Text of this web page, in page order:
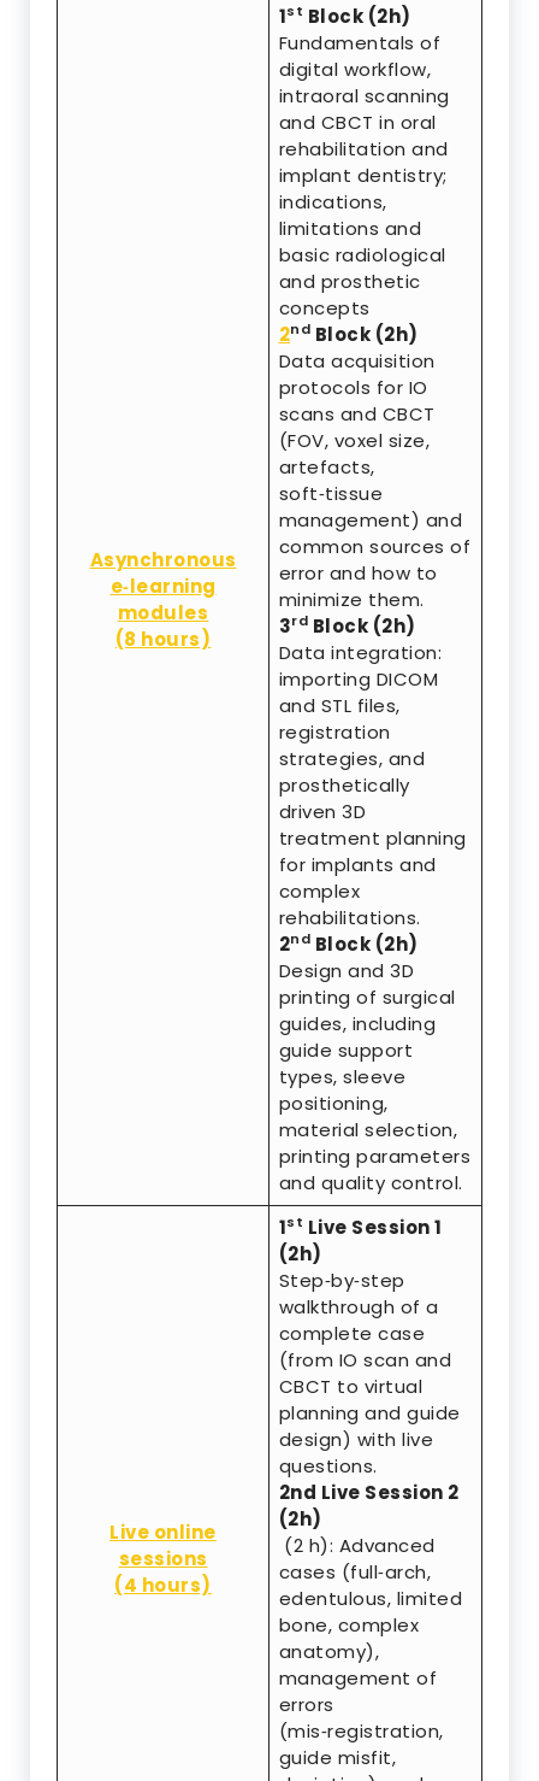
Asynchronous
e‑learning
modules
(8 hours)
1st Block (2h)
Fundamentals of
digital workflow,
intraoral scanning
and CBCT in oral
rehabilitation and
implant dentistry;
indications,
limitations and
basic radiological
and prosthetic
concepts
2nd Block (2h)
Data acquisition
protocols for IO
scans and CBCT
(FOV, voxel size,
artefacts,
soft‑tissue
management) and
common sources of
error and how to
minimize them.
3rd Block (2h)
Data integration:
importing DICOM
and STL files,
registration
strategies, and
prosthetically
driven 3D
treatment planning
for implants and
complex
rehabilitations.
2nd Block (2h)
Design and 3D
printing of surgical
guides, including
guide support
types, sleeve
positioning,
material selection,
printing parameters
and quality control.
Live online
sessions
(4 hours)
1st Live Session 1
(2h)
Step‑by‑step
walkthrough of a
complete case
(from IO scan and
CBCT to virtual
planning and guide
design) with live
questions.
2nd Live Session 2
(2h)
(2 h): Advanced
cases (full‑arch,
edentulous, limited
bone, complex
anatomy),
management of
errors
(mis‑registration,
guide misfit,